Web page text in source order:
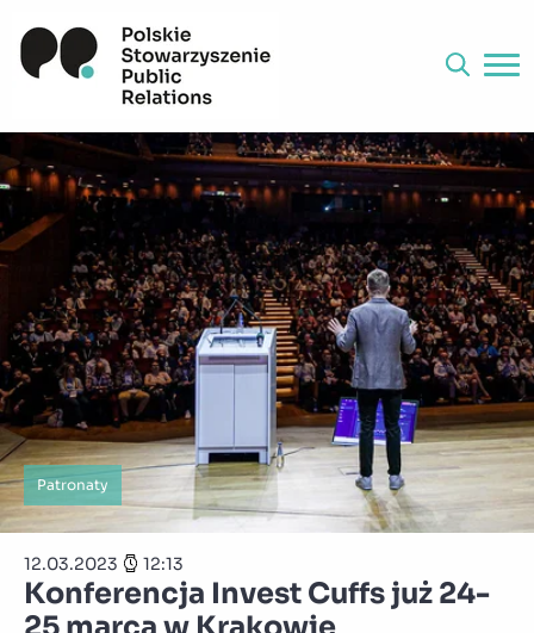
Patronaty
12.03.2023 12:13
Konferencja Invest Cuffs już 24-